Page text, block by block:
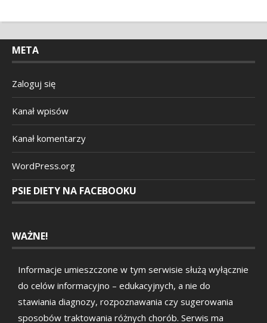
META
Zaloguj się
Kanał wpisów
Kanał komentarzy
WordPress.org
PSIE DIETY NA FACEBOOKU
WAŻNE!
Informacje umieszczone w tym serwisie służą wyłącznie
do celów informacyjno – edukacyjnych, a nie do
stawiania diagnozy, rozpoznawania czy sugerowania
sposobów traktowania różnych chorób. Serwis ma